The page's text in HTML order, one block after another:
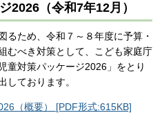
2026（令和7年12月）
るため、令和７～８年度に予算・
むべき対策として、こども家庭庁
童対策パッケージ2026」をとり
しております。
（概要） [PDF形式:615KB]